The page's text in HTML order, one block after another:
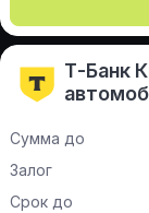
Т-Банк
Сумма до
Залог
Срок до